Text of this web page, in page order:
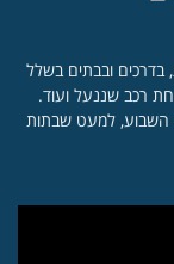
בדרכים ובבתים בשלל
רכב שננעל ועוד.
בכל ימות השבוע, למעט שבתות